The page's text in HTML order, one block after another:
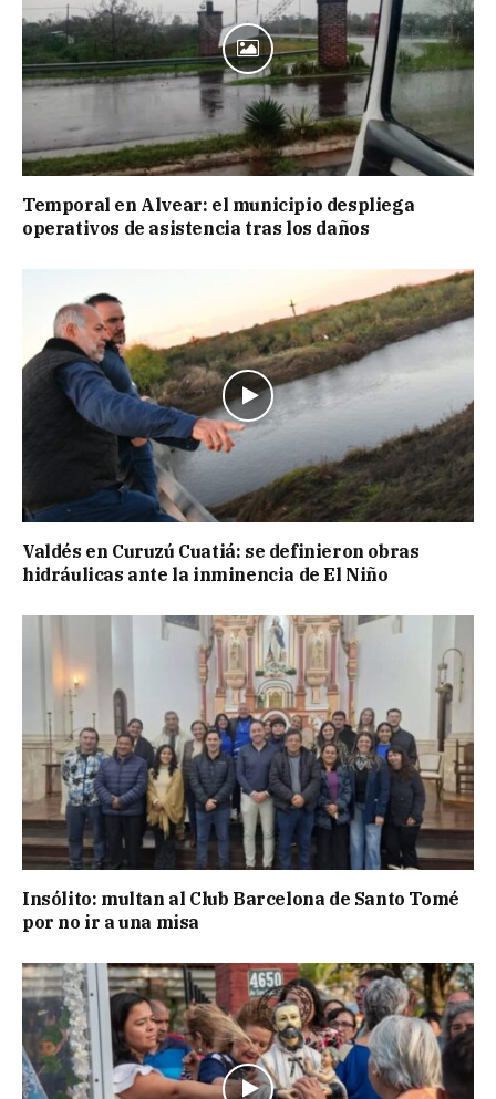
Temporal en Alvear: el municipio despliega
operativos de asistencia tras los daños
Valdés en Curuzú Cuatiá: se definieron obras
hidráulicas ante la inminencia de El Niño
Insólito: multan al Club Barcelona de Santo Tomé
por no ir a una misa